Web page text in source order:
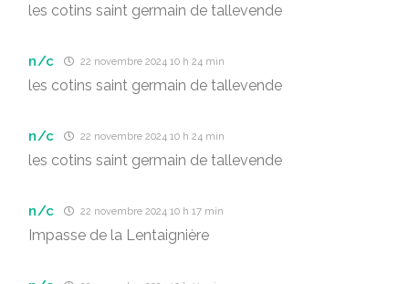
les cotins saint germain de tallevende
n/c 22 novembre 2024 10 h 24 min
les cotins saint germain de tallevende
n/c 22 novembre 2024 10 h 24 min
les cotins saint germain de tallevende
n/c 22 novembre 2024 10 h 17 min
Impasse de la Lentaignière